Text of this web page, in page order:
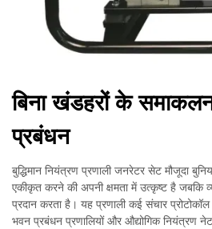
बिना खंडहरों के
प्रबंधन
बुद्धिमान नियंत्रण प्रणाली जनरेटर सेट मौजूदा
एकीकृत करने की अपनी क्षमता में उत्कृष्ट है जबकि
प्रदान करता है। यह प्रणाली कई संचार
भवन प्रबंधन प्रणालियों और औद्योगिक नियंत्रण